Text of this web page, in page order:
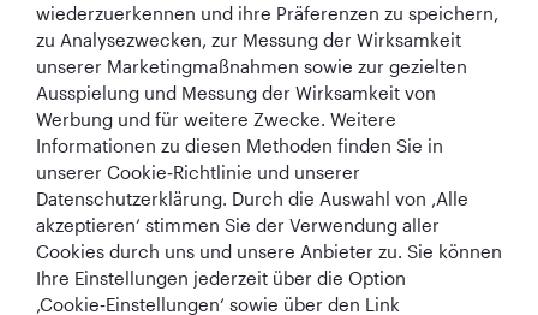
Qatar Airways Holidays
Qatar Airways
In Verbindung bleiben
wiederzuerkennen und ihre Präferenzen zu speichern,
zu Analysezwecken, zur Messung der Wirksamkeit
unserer Marketingmaßnahmen sowie zur gezielten
Ausspielung und Messung der Wirksamkeit von
Werbung und für weitere Zwecke. Weitere
Informationen zu diesen Methoden finden Sie in
unserer Cookie‑Richtlinie und unserer
Datenschutzerklärung. Durch die Auswahl von ‚Alle
akzeptieren‘ stimmen Sie der Verwendung aller
Cookies durch uns und unsere Anbieter zu. Sie können
Ihre Einstellungen jederzeit über die Option
‚Cookie‑Einstellungen‘ sowie über den Link